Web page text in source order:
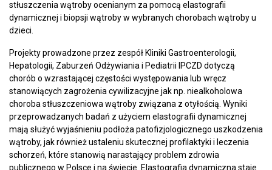
stłuszczenia wątroby ocenianym za pomocą elastografii
dynamicznej i biopsji wątroby w wybranych chorobach wątroby u
dzieci.
Projekty prowadzone przez zespół Kliniki Gastroenterologii,
Hepatologii, Zaburzeń Odżywiania i Pediatrii IPCZD dotyczą
chorób o wzrastającej częstości występowania lub wręcz
stanowiących zagrożenia cywilizacyjne jak np. niealkoholowa
choroba stłuszczeniowa wątroby związana z otyłością. Wyniki
przeprowadzanych badań z użyciem elastografii dynamicznej
mają służyć wyjaśnieniu podłoża patofizjologicznego uszkodzenia
wątroby, jak również ustaleniu skutecznej profilaktyki i leczenia
schorzeń, które stanowią narastający problem zdrowia
publicznego w Polsce i na świecie. Elastografia dynamiczna staje